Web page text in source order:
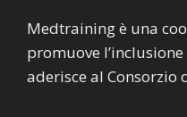
Medtraining è una
promuove
aderisce al Consorzio